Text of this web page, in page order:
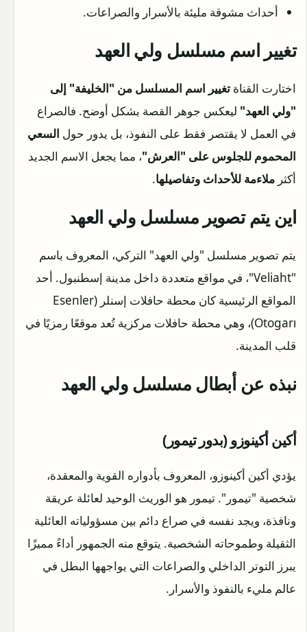
أحداث مشوقة مليئة بالأسرار والصراعات.
تغيير اسم مسلسل ولي العهد
اختارت القناة تغيير اسم المسلسل من "الخليفة" إلى
"ولي العهد" ليعكس جوهر القصة بشكل أوضح. فالصراع
في العمل لا يقتصر فقط على النفوذ، بل يدور حول السعي
المحموم للجلوس على "العرش"، مما يجعل الاسم الجديد
أكثر ملاءمة للأحداث وتفاصيلها.
اين يتم تصوير مسلسل ولي العهد
يتم تصوير مسلسل "ولي العهد" التركي، المعروف باسم
"Veliaht"، في مواقع متعددة داخل مدينة إسطنبول. أحد
المواقع الرئيسية كان محطة حافلات إسنلر (Esenler
Otogarı)، وهي محطة حافلات مركزية تُعد موقعًا رمزيًا في
قلب المدينة.
نبذه عن أبطال مسلسل ولي العهد
أكين أكينوزو (بدور تيمور)
يؤدي أكين أكينوزو، المعروف بأدواره القوية والمعقدة،
شخصية "تيمور". تيمور هو الوريث الوحيد لعائلة عريقة
ونافذة، ويجد نفسه في صراع دائم بين مسؤولياته العائلية
الثقيلة وطموحاته الشخصية. يتوقع منه الجمهور أداءً مميزًا
يبرز التوتر الداخلي والصراعات التي يواجهها البطل في
عالم مليء بالنفوذ والأسرار.